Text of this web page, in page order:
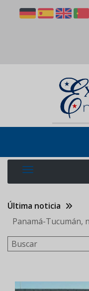
Última noticia
Panamá-Tucumán,
Buscar